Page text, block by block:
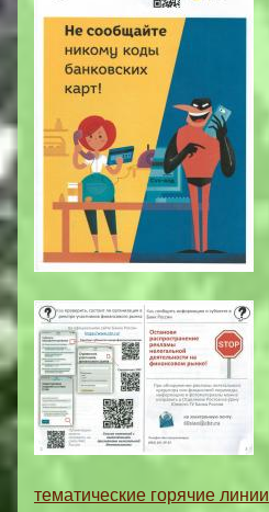
тематические горячие линии